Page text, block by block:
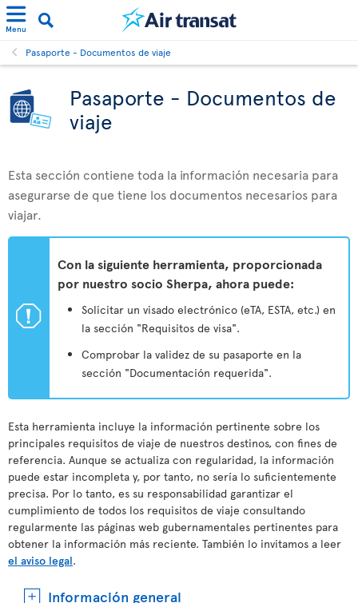
Menu
Pasaporte - Documentos de viaje
Pasaporte - Documentos de
viaje
Esta sección contiene toda la información necesaria para
asegurarse de que tiene los documentos necesarios para
viajar.
ü
Con la siguiente herramienta, proporcionada
por nuestro socio Sherpa, ahora puede:
Solicitar un visado electrónico (eTA, ESTA, etc.) en
la sección "Requisitos de visa".
Comprobar la validez de su pasaporte en la
sección "Documentación requerida".
Esta herramienta incluye la información pertinente sobre los
principales requisitos de viaje de nuestros destinos, con fines de
referencia. Aunque se actualiza con regularidad, la información
puede estar incompleta y, por tanto, no sería lo suficientemente
precisa. Por lo tanto, es su responsabilidad garantizar el
cumplimiento de todos los requisitos de viaje consultando
regularmente las páginas web gubernamentales pertinentes para
obtener la información más reciente. También lo invitamos a leer
el aviso legal.
Información general